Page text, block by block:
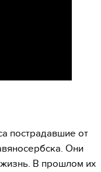
пострадавшие от
Они
жизнь. В прошлом их